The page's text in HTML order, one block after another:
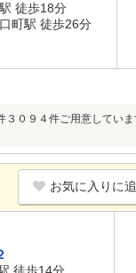
徒歩18分
町駅 徒歩26分
０９４件ご用意してい
お気に入りに